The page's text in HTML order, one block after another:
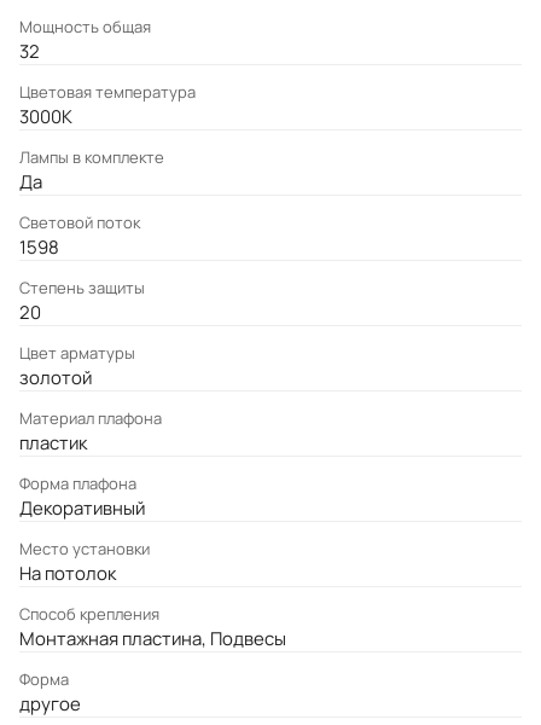
Мощность общая
32
Цветовая температура
3000K
Лампы в комплекте
Да
Световой поток
1598
Степень защиты
20
Цвет арматуры
золотой
Материал плафона
пластик
Форма плафона
Декоративный
Место установки
На потолок
Cпособ крепления
Монтажная пластина, Подвесы
Форма
другое